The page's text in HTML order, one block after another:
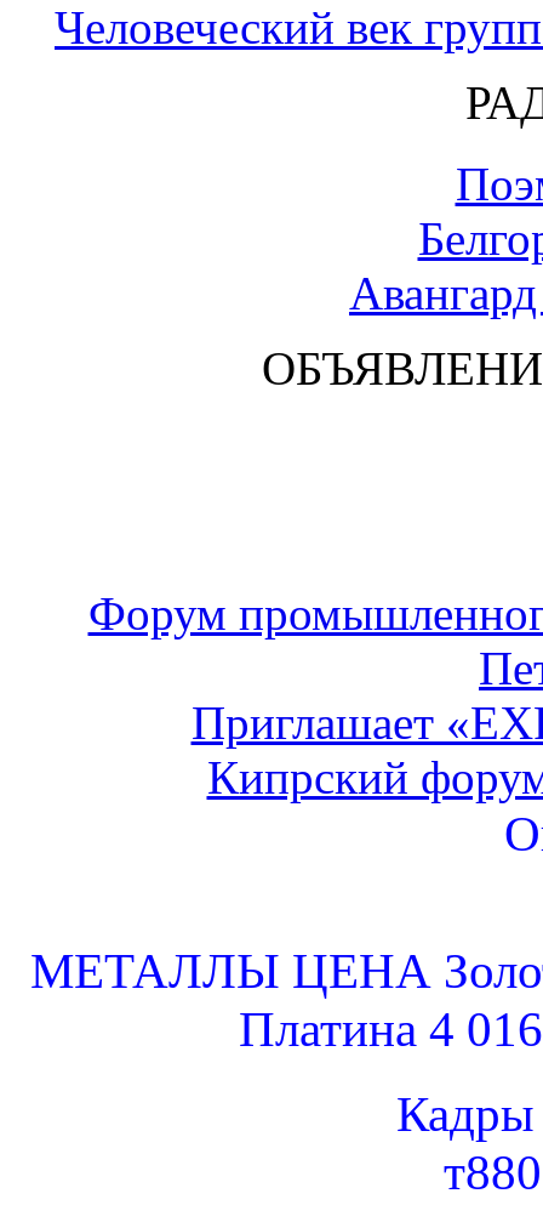
Человеческий век
Форум
Приглашает
Кипрский
МЕТАЛЛЫ ЦЕНА
Платина 4
Кадры